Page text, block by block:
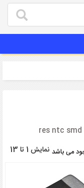
نمایش 1 تا 13